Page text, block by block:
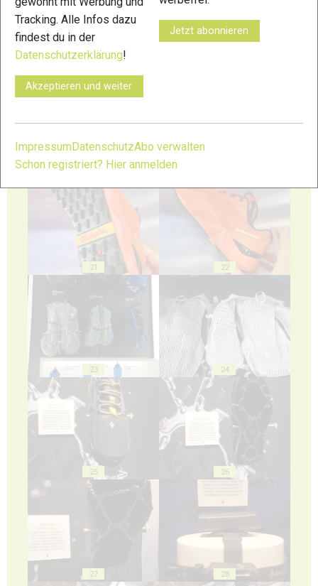
19
21 22
23 24
25 26
27 28
Tracking. Alle Infos dazu
findest du in der
Datenschutzerklärung!
Akzeptieren und weiter
Jetzt abonnieren
ImpressumDatenschutzAbo verwalten
Schon registriert? Hier anmelden